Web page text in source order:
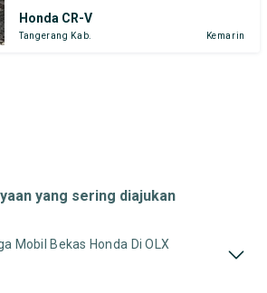
Honda CR-V
Tangerang Kab. Kemarin
yang sering diajukan
Mobil Bekas Honda Di OLX